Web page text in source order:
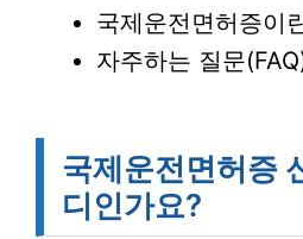
국제운전면허증이
자주하는 질문
국제운전면허증
디인가요?